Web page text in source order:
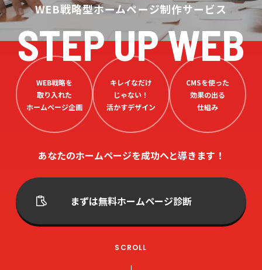
WEB戦略型ホームページ制作サービス
STEP UP WEB
WEB戦略を
取り入れた
ホームページ企画
キレイなだけ
じゃない！
活かすデザイン
CMSを使った
効果の出る
仕組み
あなたのホームページを成功へと導きます！
まずは無料ホームページ診断
SCROLL